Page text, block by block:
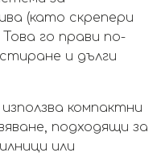
(като скрепери
Това го прави по-
и дълги
компактни
подходящи за
или